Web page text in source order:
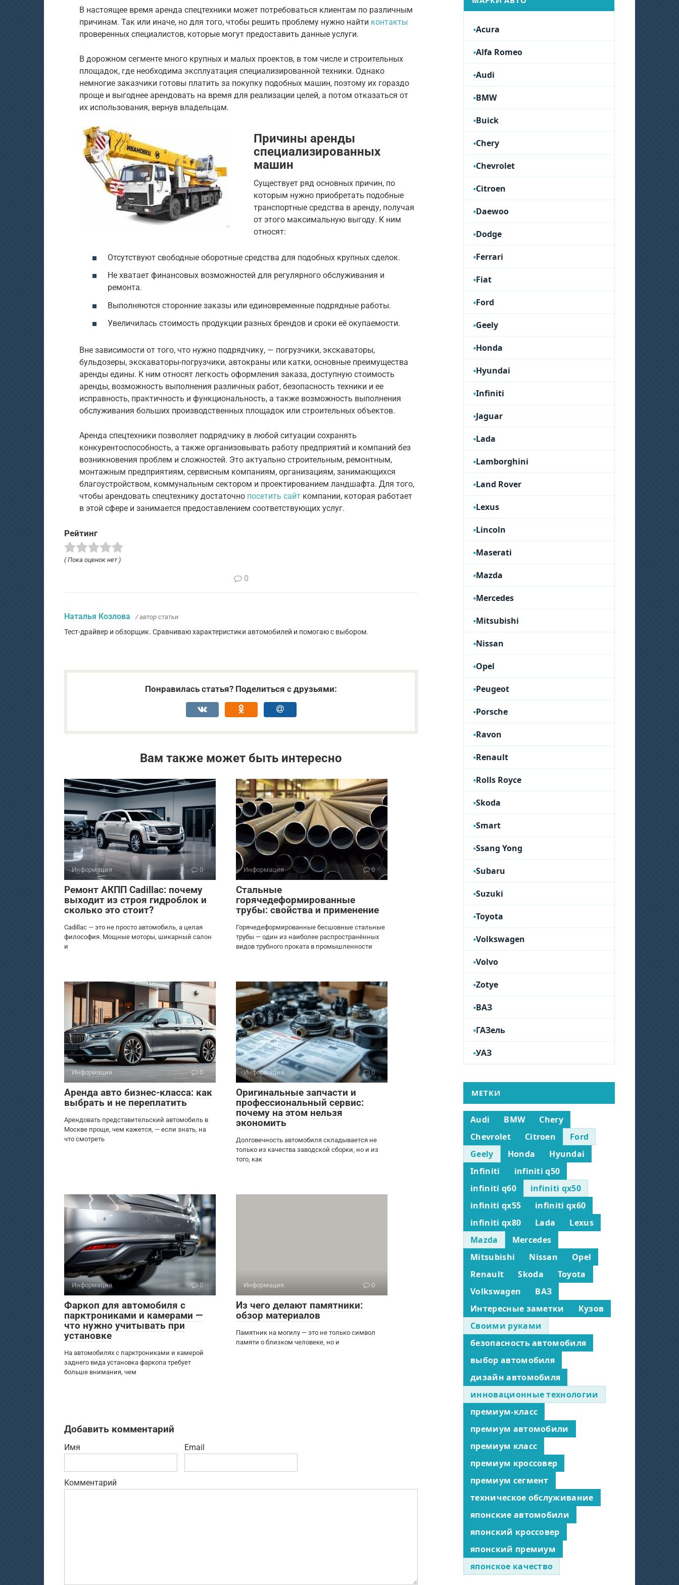
В настоящее время аренда спецтехники может потребоваться клиентам по различным
причинам. Так или иначе, но для того, чтобы решить проблему нужно найти контакты
проверенных специалистов, которые могут предоставить данные услуги.
В дорожном сегменте много крупных и малых проектов, в том числе и строительных
площадок, где необходима эксплуатация специализированной техники. Однако
немногие заказчики готовы платить за покупку подобных машин, поэтому их гораздо
проще и выгоднее арендовать на время для реализации целей, а потом отказаться от
их использования, вернув владельцам.
Причины аренды
специализированных
машин
Существует ряд основных причин, по
которым нужно приобретать подобные
транспортные средства в аренду, получая
от этого максимальную выгоду. К ним
относят:
Отсутствуют свободные оборотные средства для подобных крупных сделок.
Не хватает финансовых возможностей для регулярного обслуживания и
ремонта.
Выполняются сторонние заказы или единовременные подрядные работы.
Увеличилась стоимость продукции разных брендов и сроки её окупаемости.
Вне зависимости от того, что нужно подрядчику, — погрузчики, экскаваторы,
бульдозеры, экскаваторы-погрузчики, автокраны или катки, основные преимущества
аренды едины. К ним относят легкость оформления заказа, доступную стоимость
аренды, возможность выполнения различных работ, безопасность техники и ее
исправность, практичность и функциональность, а также возможность выполнения
обслуживания больших производственных площадок или строительных объектов.
Аренда спецтехники позволяет подрядчику в любой ситуации сохранять
конкурентоспособность, а также организовывать работу предприятий и компаний без
возникновения проблем и сложностей. Это актуально строительным, ремонтным,
монтажным предприятиям, сервисным компаниям, организациям, занимающихся
благоустройством, коммунальным сектором и проектированием ландшафта. Для того,
чтобы арендовать спецтехнику достаточно посетить сайт компании, которая работает
в этой сфере и занимается предоставлением соответствующих услуг.
Рейтинг
( Пока оценок нет )
0
Наталья Козлова / автор статьи
Тест-драйвер и обзорщик. Сравниваю характеристики автомобилей и помогаю с выбором.
Понравилась статья? Поделиться с друзьями:
Вам также может быть интересно
Информация 0
Ремонт АКПП Cadillac: почему
выходит из строя гидроблок и
сколько это стоит?
Cadillac — это не просто автомобиль, а целая
философия. Мощные моторы, шикарный салон
и
Информация 0
Стальные
горячедеформированные
трубы: свойства и применение
Горячедеформированные бесшовные стальные
трубы — один из наиболее распространённых
видов трубного проката в промышленности
Информация 0
Аренда авто бизнес-класса: как
выбрать и не переплатить
Арендовать представительский автомобиль в
Москве проще, чем кажется, — если знать, на
что смотреть
Информация 0
Оригинальные запчасти и
профессиональный сервис:
почему на этом нельзя
экономить
Долговечность автомобиля складывается не
только из качества заводской сборки, но и из
того, как
Информация 0
Фаркоп для автомобиля с
парктрониками и камерами —
что нужно учитывать при
установке
На автомобилях с парктрониками и камерой
заднего вида установка фаркопа требует
больше внимания, чем
Информация 0
Из чего делают памятники:
обзор материалов
Памятник на могилу — это не только символ
памяти о близком человеке, но и
Добавить комментарий
Имя Email
Комментарий
Acura
Alfa Romeo
Audi
BMW
Buick
Chery
Chevrolet
Citroen
Daewoo
Dodge
Ferrari
Fiat
Ford
Geely
Honda
Hyundai
Infiniti
Jaguar
Lada
Lamborghini
Land Rover
Lexus
Lincoln
Maserati
Mazda
Mercedes
Mitsubishi
Nissan
Opel
Peugeot
Porsche
Ravon
Renault
Rolls Royce
Skoda
Smart
Ssang Yong
Subaru
Suzuki
Toyota
Volkswagen
Volvo
Zotye
ВАЗ
ГАЗель
УАЗ
МЕТКИ
Audi BMW
Chery
Chevrolet
Citroen
Ford
Geely
Honda
Hyundai
Infiniti
infiniti q50
infiniti q60
infiniti qx50
infiniti qx55
infiniti qx60
infiniti qx80
Lada
Lexus
Mazda
Mercedes
Mitsubishi
Nissan
Opel
Renault
Skoda
Toyota
Volkswagen
ВАЗ
Интересные заметки
Кузов
Своими руками
безопасность автомобиля
выбор автомобиля
дизайн автомобиля
инновационные технологии
премиум-класс
премиум автомобили
премиум класс
премиум кроссовер
премиум сегмент
техническое обслуживание
японские автомобили
японский кроссовер
японский премиум
японское качество